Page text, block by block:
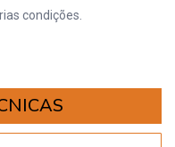
condições.